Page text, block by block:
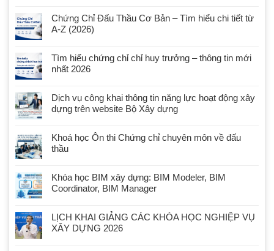
Chứng Chỉ Đấu Thầu Cơ Bản – Tìm hiểu chi tiết từ
A-Z (2026)
Tìm hiểu chứng chỉ chỉ huy trưởng – thông tin mới
nhất 2026
Dịch vụ công khai thông tin năng lực hoạt động xây
dựng trên website Bộ Xây dựng
Khoá học Ôn thi Chứng chỉ chuyên môn về đấu
thầu
Khóa học BIM xây dựng: BIM Modeler, BIM
Coordinator, BIM Manager
LỊCH KHAI GIẢNG CÁC KHÓA HỌC NGHIỆP VỤ
XÂY DỰNG 2026